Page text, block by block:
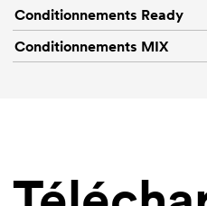
Conditionnements Ready
Conditionnements MIX